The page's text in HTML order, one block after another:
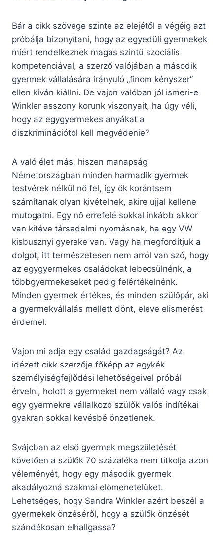
Bár a cikk szövege szinte az elejétől a végéig azt
próbálja bizonyítani, hogy az egyedüli gyermekek
miért rendelkeznek magas szintű szociális
kompetenciával, a szerző valójában a második
gyermek vállalására irányuló „finom kényszer”
ellen kíván kiállni. De vajon valóban jól ismeri-e
Winkler asszony korunk viszonyait, ha úgy véli,
hogy az egygyermekes anyákat a
diszkriminációtól kell megvédenie?
A való élet más, hiszen manapság
Németországban minden harmadik gyermek
testvérek nélkül nő fel, így ők korántsem
számítanak olyan kivételnek, akire ujjal kellene
mutogatni. Egy nő errefelé sokkal inkább akkor
van kitéve társadalmi nyomásnak, ha egy VW
kisbusznyi gyereke van. Vagy ha megfordítjuk a
dolgot, itt természetesen nem arról van szó, hogy
az egygyermekes családokat lebecsülnénk, a
többgyermekeseket pedig felértékelnénk.
Minden gyermek értékes, és minden szülőpár, aki
a gyermekvállalás mellett dönt, eleve elismerést
érdemel.
Vajon mi adja egy család gazdagságát? Az
idézett cikk szerzője főképp az egykék
személyiségfejlődési lehetőségeivel próbál
érvelni, holott a gyermeket nem vállaló vagy csak
egy gyermekre vállalkozó szülők valós indítékai
gyakran sokkal kevésbé önzetlenek.
Svájcban az első gyermek megszületését
követően a szülők 70 százaléka nem titkolja azon
véleményét, hogy egy második gyermek
akadályozná szakmai előmenetelüket.
Lehetséges, hogy Sandra Winkler azért beszél a
gyermekek önzéséről, hogy a szülők önzését
szándékosan elhallgassa?